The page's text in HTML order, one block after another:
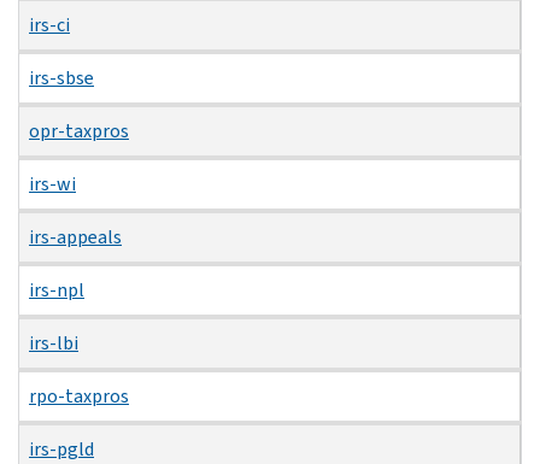
irs-ci
irs-sbse
opr-taxpros
irs-wi
irs-appeals
irs-npl
irs-lbi
rpo-taxpros
irs-pgld